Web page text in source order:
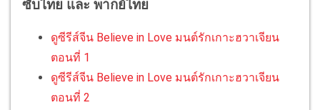
ซับไทย และ พากย์ไทย
ดูซีรีส์จีน Believe in Love มนต์รักเกาะฮวาเจียน
ตอนที่ 1
ดูซีรีส์จีน Believe in Love มนต์รักเกาะฮวาเจียน
ตอนที่ 2